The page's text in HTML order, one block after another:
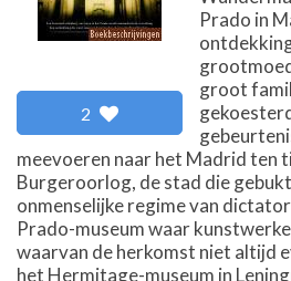
2
Prado in
groot
meevoeren naar het Madrid ten
Burgeroorlog, de stad die
onmenselijke regime van
Prado-museum waar
waarvan de herkomst niet altijd
het Hermitage-museum in